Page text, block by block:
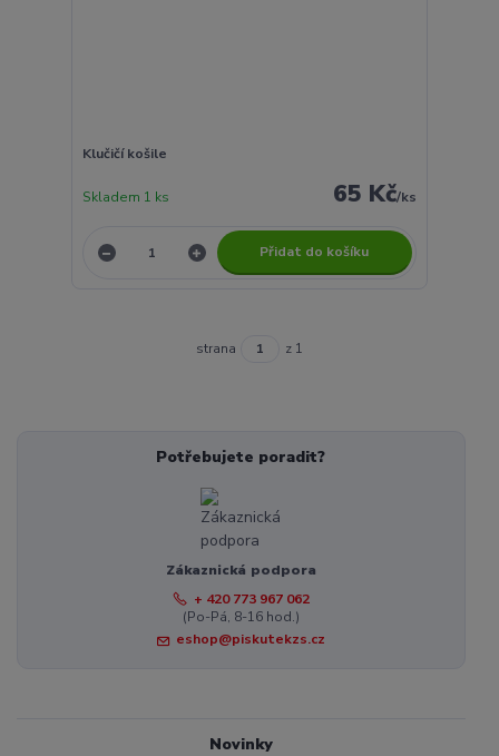
Klučičí košile
65 Kč/ks
Skladem 1 ks
Přidat do košíku
strana z 1
Potřebujete poradit?
Zákaznická podpora
+ 420 773 967 062
(Po-Pá, 8-16 hod.)
eshop@piskutekzs.cz
Novinky